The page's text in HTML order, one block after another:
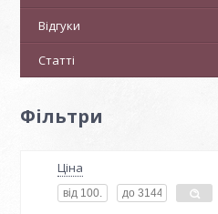
Відгуки
Статті
Фільтри
Ціна